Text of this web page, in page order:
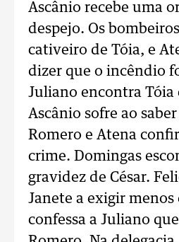
Ascânio recebe uma
despejo. Os
cativeiro de Tóia, e
dizer que o incêndio
Juliano encontra Tóia
Ascânio sofre ao
Romero e Atena
crime. Domingas
gravidez de César.
Janete a exigir
confessa a Juliano